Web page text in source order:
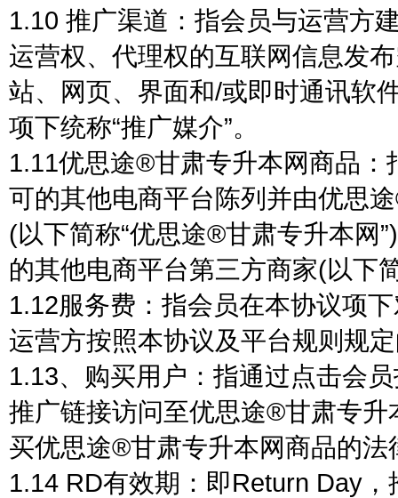
1.10 推广渠道：指会员与运营方
运营权、代理权的互联网信息发
站、网页、界面和/或即时通讯软
项下统称“推广媒介”。
1.11优思途®甘肃专升本网商品
可的其他电商平台陈列并由优思
(以下简称“优思途®甘肃专升本网
的其他电商平台第三方商家(以下
1.12服务费：指会员在本协议项
运营方按照本协议及平台规则规
1.13、购买用户：指通过点击会
推广链接访问至优思途®甘肃专
买优思途®甘肃专升本网商品的法
1.14 RD有效期：即Return Day